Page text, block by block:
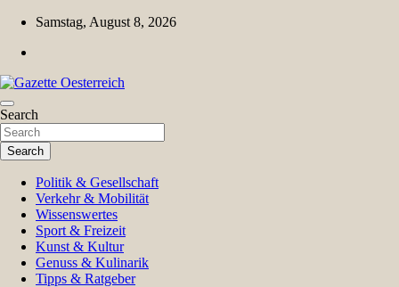
Skip
content
Samstag, August 8, 2026
Gazette Oesterreich
Magazin für Freizeit, Politik, Kultur & Wissenschaft
Search
Search
Politik & Gesellschaft
Verkehr & Mobilität
Wissenswertes
Sport & Freizeit
Kunst & Kultur
Genuss & Kulinarik
Tipps & Ratgeber